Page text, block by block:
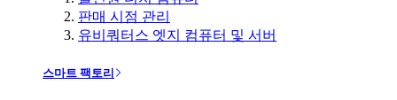
판매 시점 관리
유비쿼터스 엣지 컴퓨터 및 서버
스마트 팩토리